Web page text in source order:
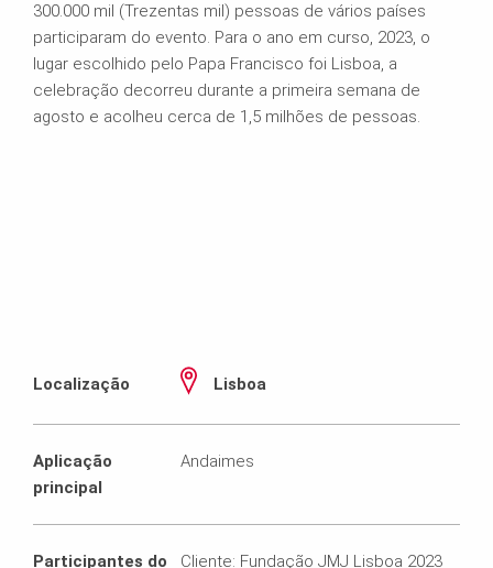
300.000 mil (Trezentas mil) pessoas de vários países
participaram do evento. Para o ano em curso, 2023, o
lugar escolhido pelo Papa Francisco foi Lisboa, a
celebração decorreu durante a primeira semana de
agosto e acolheu cerca de 1,5 milhões de pessoas.
Localização Lisboa
Aplicação
principal
Andaimes
Participantes do
Cliente: Fundação JMJ Lisboa 2023